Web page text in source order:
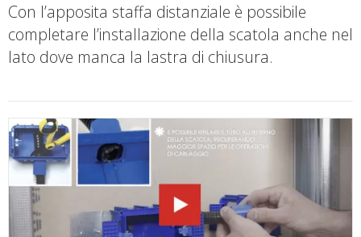
Con l’apposita staffa distanziale è possibile
completare l’installazione della scatola anche nel
lato dove manca la lastra di chiusura.